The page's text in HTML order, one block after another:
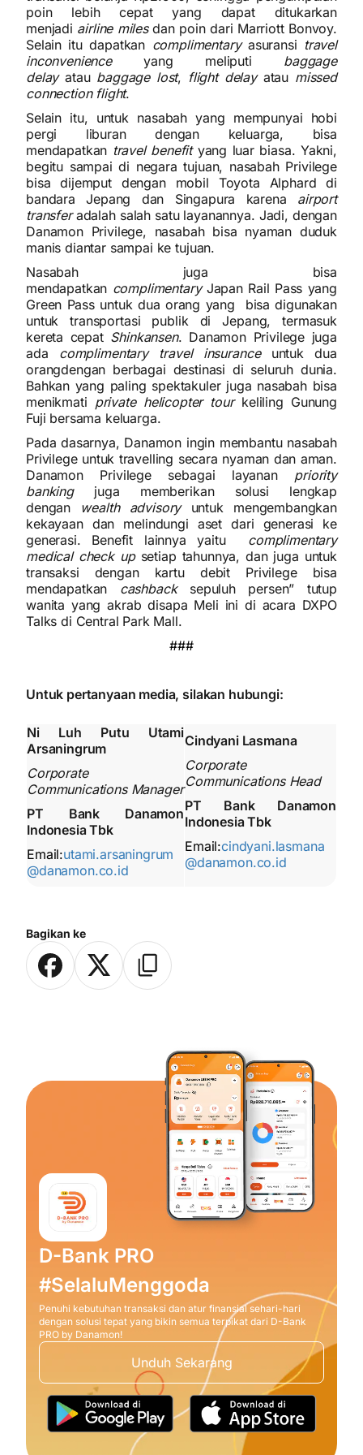
Bagikan ke
poin lebih cepat yang dapat ditukarkan
menjadi airline milesdan poin dari Marriott Bonvoy.
Selain itu dapatkan complimentaryasuransi travel
inconvenienceyang meliputi baggage
delayatau baggage lost, flight delayatau missed
connection flight.
Selain itu, untuk nasabah yang mempunyai hobi
pergi liburan dengan keluarga, bisa
mendapatkan travel benefit yang luar biasa. Yakni,
begitu sampai di negara tujuan, nasabah Privilege
bisa dijemput dengan mobil Toyota Alphard di
bandara Jepang dan Singapura karena airport
transferadalah salah satu layanannya. Jadi, dengan
Danamon Privilege, nasabah bisa nyaman duduk
manis diantar sampai ke tujuan.
Nasabah juga bisa
mendapatkan complimentary Japan Rail Pass yang
Green Pass untuk dua orang yang bisa digunakan
untuk transportasi publik di Jepang, termasuk
kereta cepat Shinkansen. Danamon Privilege juga
ada complimentary travel insuranceuntuk dua
orangdengan berbagai destinasi di seluruh dunia.
Bahkan yang paling spektakuler juga nasabah bisa
menikmati private helicopter tourkeliling Gunung
Fuji bersama keluarga.
Pada dasarnya, Danamon ingin membantu nasabah
Privilege untuk travelling secara nyaman dan aman.
Danamon Privilege sebagai layanan priority
bankingjuga memberikan solusi lengkap
dengan wealth advisoryuntuk mengembangkan
kekayaan dan melindungi aset dari generasi ke
generasi. Benefit lainnya yaitu complimentary
medical check upsetiap tahunnya, dan juga untuk
transaksi dengan kartu debit Privilege bisa
mendapatkan cashbacksepuluh persen” tutup
wanita yang akrab disapa Meli ini di acara DXPO
Talks di Central Park Mall.
###
Untuk pertanyaan media, silakan hubungi:
Ni Luh Putu Utami
Arsaningrum
Corporate
Communications Manager
PT Bank Danamon
Indonesia Tbk
Email:utami.arsaningrum
@danamon.co.id
Cindyani Lasmana
Corporate
Communications Head
PT Bank Danamon
Indonesia Tbk
Email:cindyani.lasmana
@danamon.co.id
D-Bank PRO
#SelaluMenggoda
Penuhi kebutuhan transaksi dan atur finansial sehari-hari
dengan solusi tepat yang bikin semua terpikat dari D-Bank
PRO by Danamon!
Unduh Sekarang